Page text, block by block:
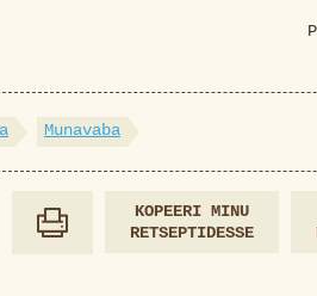
Munavaba
KOPEERI MINU
RETSEPTIDESSE